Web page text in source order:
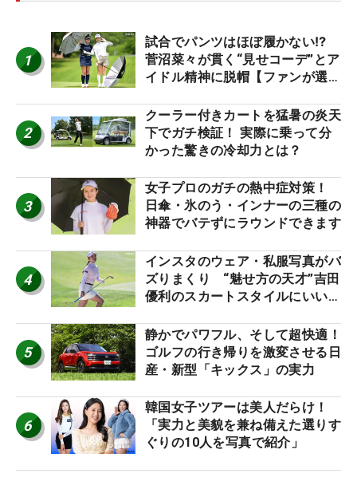
1
試合でパンツはほぼ履かない⁉
菅沼菜々が貫く“見せコーデ”とア
イドル精神に脱帽【ファンが選ぶ
2
クーラー付きカートを猛暑の炎天
下でガチ検証！ 実際に乗って分
かった驚きの冷却力とは？
3
女子プロのガチの熱中症対策！
日傘・氷のう・インナーの三種の
神器でバテずにラウンドできます
4
インスタのウェア・私服写真がバ
ズりまくり “魅せ方の天才”吉田
優利のスカートスタイルにいい
5
静かでパワフル、そして超快適！
ゴルフの行き帰りを激変させる日
産・新型「キックス」の実力
6
韓国女子ツアーは美人だらけ！
「実力と美貌を兼ね備えた選りす
ぐりの10人を写真で紹介」